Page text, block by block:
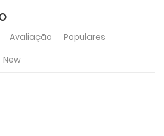
Avaliação
Populares
New